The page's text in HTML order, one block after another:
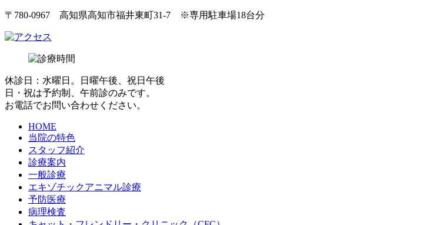
〒780-0967 高知県高知市福井東町31-7 ※専用駐車場18台分
休診日：水曜日。日曜午後、祝日午後
日・祝は予約制、午前診のみです。
お電話でお問い合わせください。
HOME
当院の特色
スタッフ紹介
診療案内
一般診療
エキゾチックアニマル診療
予防医療
病理検査